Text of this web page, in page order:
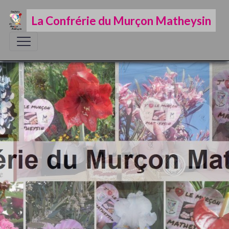
La Confrérie du Murçon Matheysin